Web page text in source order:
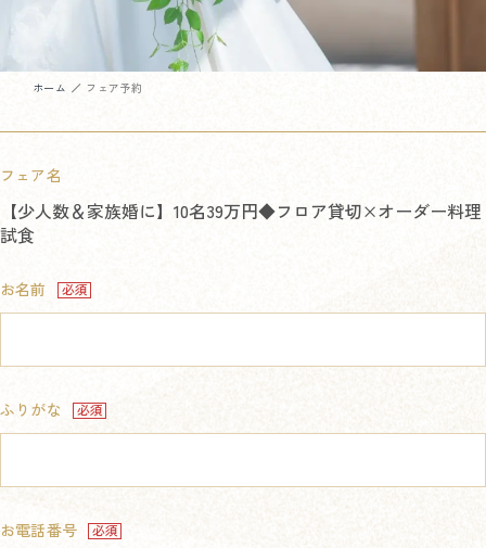
ホーム フェア予約
フェア名
【少人数＆家族婚に】10名39万円◆フロア貸切×オーダー料理
試食
お名前
ふりがな
お電話番号